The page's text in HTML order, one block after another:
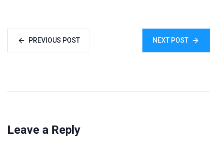
PREVIOUS POST NEXT POST
Leave a Reply